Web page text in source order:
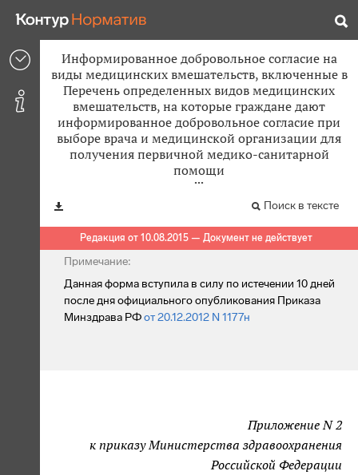
Информированное добровольное согласие на
виды медицинских вмешательств, включенные в
Перечень определенных видов медицинских
вмешательств, на которые граждане дают
информированное добровольное согласие при
выборе врача и медицинской организации для
получения первичной медико-санитарной
помощи
Поиск в тексте
Редакция от 10.08.2015 — Документ не действует
Примечание:
Данная форма вступила в силу по истечении 10 дней
после дня официального опубликования Приказа
Минздрава РФот 20.12.2012 N 1177н
Приложение N 2
к приказу Министерства здравоохранения
Российской Федерации